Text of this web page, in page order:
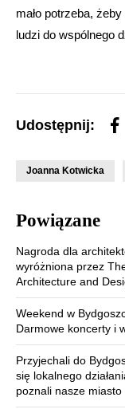
mało potrzeba,
ludzi do wspólnego
Udostępnij:
Joanna Kotwicka
Powiązane
Nagroda dla
wyróżniona przez
Architecture and
Weekend w
Darmowe koncerty i
Przyjechali do
się lokalnego
poznali nasze miasto